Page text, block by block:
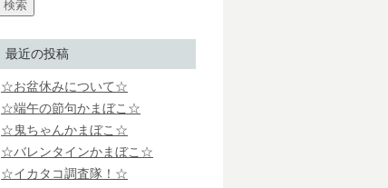
最近の投稿
☆お盆休みについて☆
☆端午の節句かまぼこ☆
☆鬼ちゃんかまぼこ☆
☆バレンタインかまぼこ☆
☆イカタコ調査隊！☆